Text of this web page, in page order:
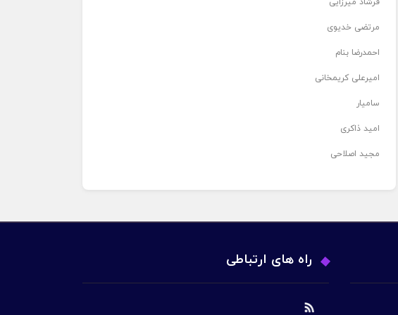
مرتضی خدیوی
احمدرضا بنام
امیرعلی کریمخانی
سامیار
امید ذاکری
مجید اصلاحی
راه های ارتباطی